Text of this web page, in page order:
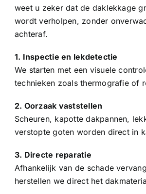
weet u zeker dat de daklekkage
wordt verholpen, zonder
achteraf.
1. Inspectie en lekdetectie
We starten met een visuele
technieken zoals thermografie of
2. Oorzaak vaststellen
Scheuren, kapottedakpannen,
verstopte goten worden direct in
3. Directe reparatie
Afhankelijk van de schade
herstellen we direct het